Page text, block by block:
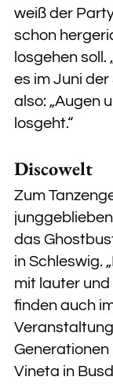
weiß der
schon
losgehen
es im Juni
also: „Augen
losgeht.“
Discowelt
Zum
das
in Schleswig.
mit lauter und
finden auch
Vineta in